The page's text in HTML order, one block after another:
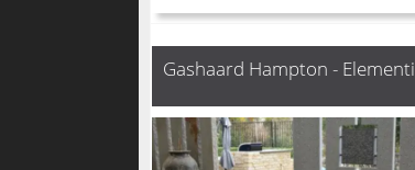
Gashaard Hampton - Elementi